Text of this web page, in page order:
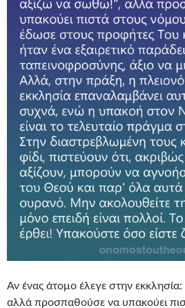
Αν ένας άτομο έλεγε στην
αλλά προσπαθούσε να υπακούει